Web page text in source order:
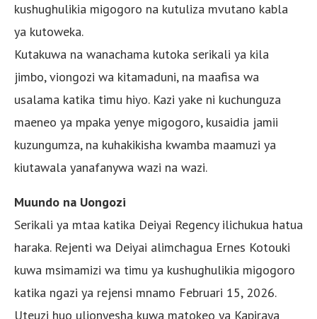
kushughulikia migogoro na kutuliza mvutano kabla
ya kutoweka.
Kutakuwa na wanachama kutoka serikali ya kila
jimbo, viongozi wa kitamaduni, na maafisa wa
usalama katika timu hiyo. Kazi yake ni kuchunguza
maeneo ya mpaka yenye migogoro, kusaidia jamii
kuzungumza, na kuhakikisha kwamba maamuzi ya
kiutawala yanafanywa wazi na wazi.
Muundo na Uongozi
Serikali ya mtaa katika Deiyai ​​Regency ilichukua hatua
haraka. Rejenti wa Deiyai ​​alimchagua Ernes Kotouki
kuwa msimamizi wa timu ya kushughulikia migogoro
katika ngazi ya rejensi mnamo Februari 15, 2026.
Uteuzi huo ulionyesha kuwa matokeo ya Kapiraya